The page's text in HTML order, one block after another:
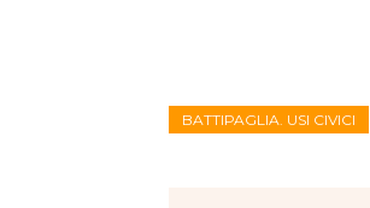
BATTIPAGLIA. USI CIVICI